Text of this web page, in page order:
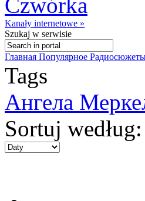
Kanały internetowe »
Szukaj w serwisie
Главная Популярное
Tags
Ангела
Sortuj według: